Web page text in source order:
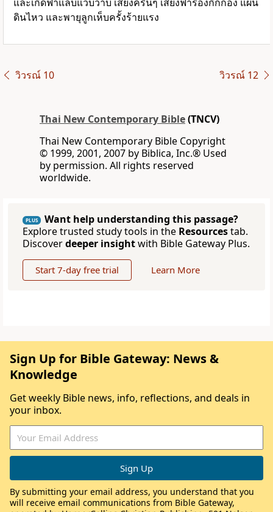
ดินไหว และพายุลูกเห็บครั้งร้ายแรง
วิวรณ์ 10 วิวรณ์ 12
Thai New Contemporary Bible(TNCV)
Thai New Contemporary Bible Copyright
© 1999, 2001, 2007 by Biblica, Inc.® Used
by permission. All rights reserved
worldwide.
PLUS
Want help understanding this passage?
Explore trusted study tools in the Resourcestab.
Discoverdeeper insightwith Bible Gateway Plus.
Start 7-day free trial Learn More
Sign Up for Bible Gateway: News &
Knowledge
Get weekly Bible news, info, reflections, and deals in
your inbox.
By submitting your email address, you understand that you
will receive email communications from Bible Gateway,